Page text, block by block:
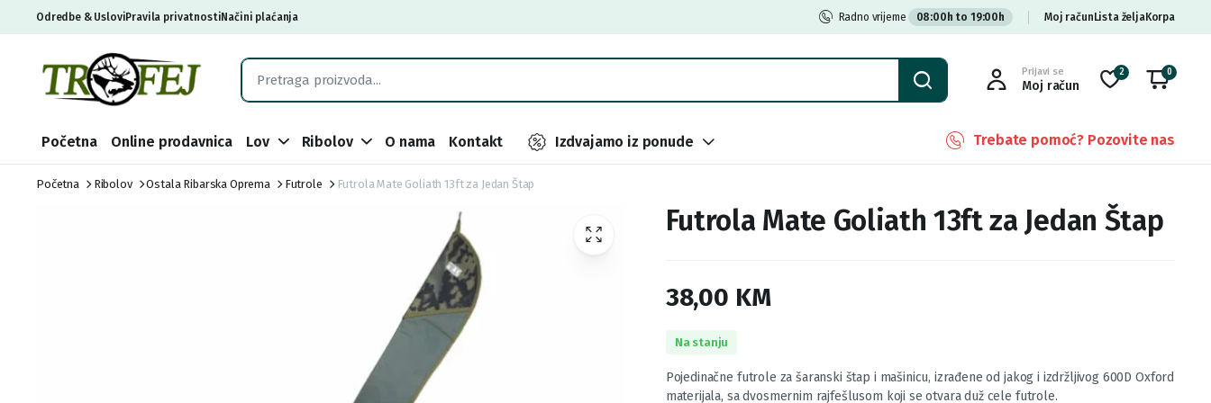
Odredbe & UsloviPravila privatnostiNačini plaćanja Radno vrijeme 08:00h to 19:00h Moj račun Lista željaKorpa
Prijavi se
Moj račun
2 0
Početna Online prodavnica Lov Ribolov O nama Kontakt Izdvajamo iz ponude Trebate pomoć? Pozovite nas
Početna Ribolov Ostala Ribarska Oprema Futrole Futrola Mate Goliath 13ft za Jedan Štap
Futrola Mate Goliath 13ft za Jedan Štap
38,00 KM
Na stanju
Pojedinačne futrole za šaranski štap i mašinicu, izrađene od jakog i izdržljivog 600D Oxford
materijala, sa dvosmernim rajfešlusom koji se otvara duž cele futrole.